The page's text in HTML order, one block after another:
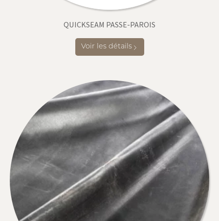
QUICKSEAM PASSE-PAROIS
Voir les détails